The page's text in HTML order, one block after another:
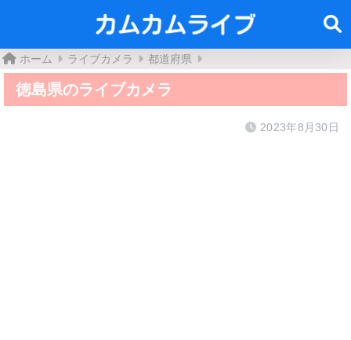
ホーム ライブカメラ 都道府県
徳島県のライブカメラ
2023年8月30日